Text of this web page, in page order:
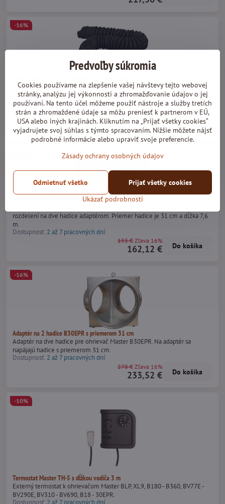
-16%
Hadica na pripojenie pre ohrievače Master B18EPR a pre B30EPR pri
rozdelení na dve hadice adaptérom. Priemer hadice je 31 cm a dĺžka 7,6
m.
Dostupnosť:2 až 7 pracovných dní
166,32 €
198 € Zľava 16%
Do košíka
Hadica pružná PVC s priemerom 31 cm, dĺžka 7,6 m
rozdelení na dve hadice adaptérom. Priemer hadice je 31 cm a dĺžka 7,6
m.
Dostupnosť: 2 až 7 pracovných dní
162,12 €
193 € Zľava 16%
Do košíka
Adaptér na 2 hadice B30EPR s priemerom 31 cm
-16%
Adaptér na dve hadice pre ohrievač Master B30EPR. Na adaptér sa
napájajú hadice s priemerom 31 cm.
Dostupnosť: 2 až 7 pracovných dní
233,52 €
278 € Zľava 16%
Do košíka
Termostat Master TH-5 s dĺžkou vodiča 3 m
-10%
Externý termostat k ohrievačom Master BLP, XL9, B180 - B360, BV77E -
BV290E, BV310 - BV690, B18 - 30EPR.
Dostupnosť: 2 až 7 pracovných dní
Predvoľby súkromia
Cookies používame na zlepšenie vašej návštevy tejto webovej
stránky, analýzu jej výkonnosti a zhromažďovanie údajov o jej
používaní. Na tento účel môžeme použiť nástroje a služby tretích
strán a zhromaždené údaje sa môžu preniesť k partnerom v EÚ,
USA alebo iných krajinách. Kliknutím na „Prijať všetky cookies“
vyjadrujete svoj súhlas s týmto spracovaním. Nižšie môžete nájsť
podrobné informácie alebo upraviť svoje preferencie.
Zásady ochrany osobných údajov
Ukázať podrobnosti
Prijať všetky cookies
Odmietnuť všetko